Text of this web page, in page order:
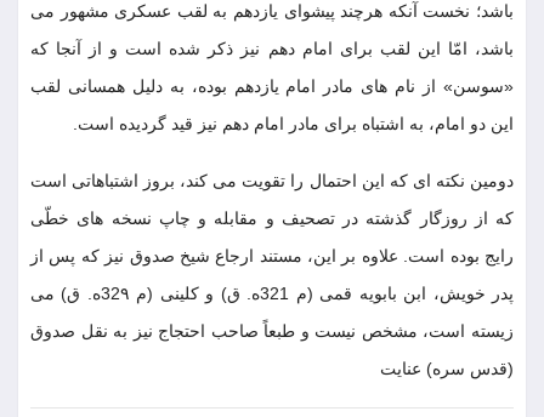
باشد؛ نخست آنكه هرچند پيشواى يازدهم به لقب عسكرى مشهور مى
باشد، امّا اين لقب براى امام دهم نيز ذكر شده است و از آنجا كه
«سوسن» از نام هاى مادر امام يازدهم بوده، به دليل همسانى لقب
اين دو امام، به اشتباه براى مادر امام دهم نيز قيد گرديده است.
دومين نكته اى كه اين احتمال را تقويت مى كند، بروز اشتباهاتى است
كه از روزگار گذشته در تصحيف و مقابله و چاپ نسخه هاى خطّى
رايج بوده است. علاوه بر اين، مستند ارجاع شيخ صدوق نيز كه پس از
پدر خويش، ابن بابويه قمى (م 321ه. ق) و كلينى (م 32٩ه. ق) مى
زيسته است، مشخص نيست و طبعاً صاحب احتجاج نيز به نقل صدوق
(قدس سره) عنايت